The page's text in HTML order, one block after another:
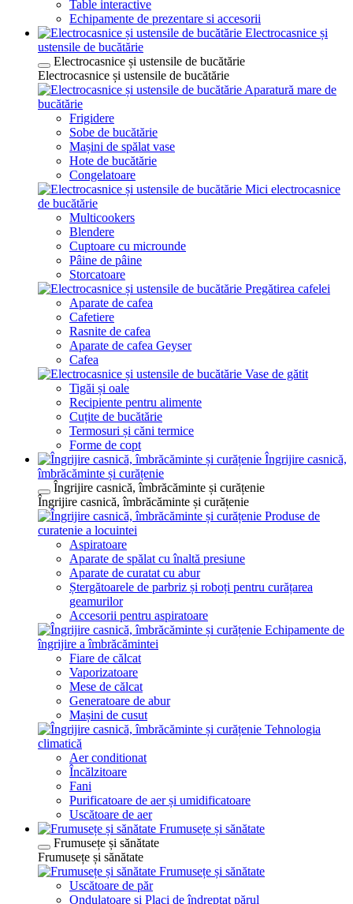
Table interactive
Echipamente de prezentare si accesorii
Electrocasnice și
ustensile de bucătărie
Electrocasnice și ustensile de bucătărie
Electrocasnice și ustensile de bucătărie
Aparatură mare de
bucătărie
Frigidere
Sobe de bucătărie
Mașini de spălat vase
Hote de bucătărie
Congelatoare
Mici electrocasnice
de bucătărie
Multicookers
Blendere
Cuptoare cu microunde
Pâine de pâine
Storcatoare
Pregătirea cafelei
Aparate de cafea
Cafetiere
Rasnite de cafea
Aparate de cafea Geyser
Cafea
Vase de gătit
Tigăi și oale
Recipiente pentru alimente
Cuțite de bucătărie
Termosuri și căni termice
Forme de copt
Îngrijire casnică,
îmbrăcăminte și curățenie
Îngrijire casnică, îmbrăcăminte și curățenie
Îngrijire casnică, îmbrăcăminte și curățenie
Produse de
curatenie a locuintei
Aspiratoare
Aparate de spălat cu înaltă presiune
Aparate de curatat cu abur
Ștergătoarele de parbriz și roboți pentru curățarea
geamurilor
Accesorii pentru aspiratoare
Echipamente de
îngrijire a îmbrăcămintei
Fiare de călcat
Vaporizatoare
Mese de călcat
Generatoare de abur
Mașini de cusut
Tehnologia
climatică
Aer conditionat
Încălzitoare
Fani
Purificatoare de aer și umidificatoare
Uscătoare de aer
Frumusețe și sănătate
Frumusețe și sănătate
Frumusețe și sănătate
Frumusețe și sănătate
Uscătoare de păr
Ondulatoare și Placi de îndreptat părul